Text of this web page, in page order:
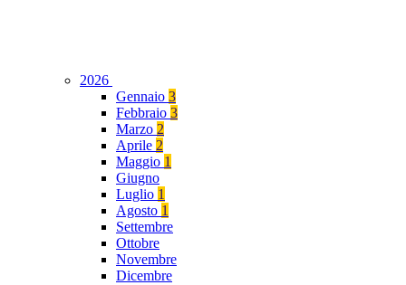
2026
Gennaio 3
Febbraio 3
Marzo 2
Aprile 2
Maggio 1
Giugno
Luglio 1
Agosto 1
Settembre
Ottobre
Novembre
Dicembre